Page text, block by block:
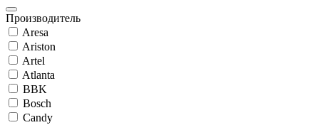
Производитель
Aresa
Ariston
Artel
Atlanta
BBK
Bosch
Candy